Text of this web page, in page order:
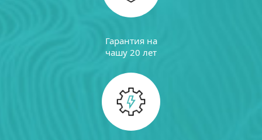
Гарантия на
чашу 20 лет